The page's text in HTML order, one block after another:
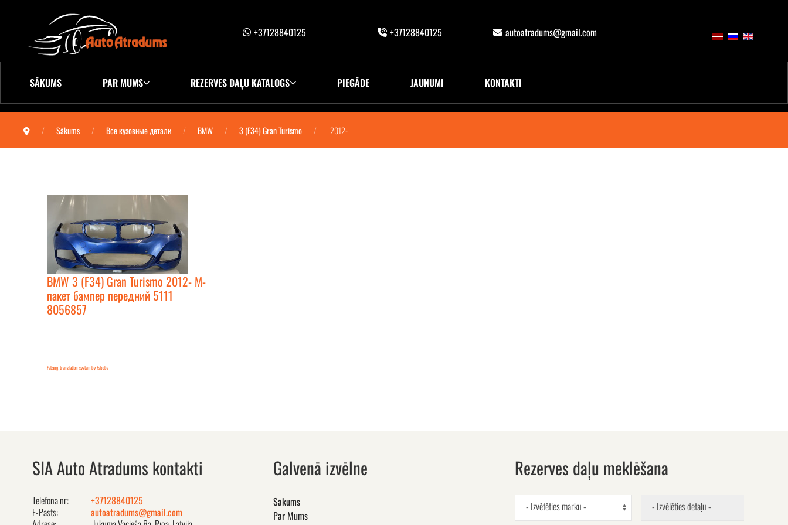
+37128840125 +37128840125 autoatradums@gmail.com
SĀKUMS PAR MUMS REZERVES DAĻU KATALOGS PIEGĀDE JAUNUMI KONTAKTI
Sākums Все кузовные детали BMW 3 (F34) Gran Turismo 2012-
BMW 3 (F34) Gran Turismo 2012- M-
пакет бампер передний 5111
8056857
FaLang translation system by Faboba
SIA Auto Atradums kontakti
Telefona nr:
+37128840125
E-Pasts:
autoatradums@gmail.com
Galvenā izvēlne
Sākums
Par Mums
Rezerves daļu meklēšana
- Izvētēties marku - - Izvēlēties detaļu -